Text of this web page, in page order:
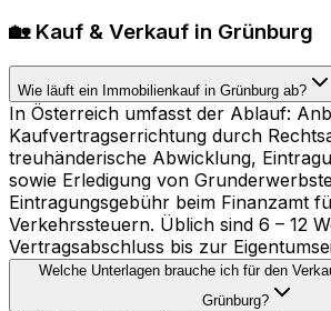
🏡 Kauf & Verkauf in Grünburg
Wie läuft ein Immobilienkauf in Grünburg ab?
In Österreich umfasst der Ablauf:
Kaufvertragserrichtung durch
treuhänderische Abwicklung,
sowie Erledigung von
Eintragungsgebühr beim Finanzamt
Verkehrssteuern. Üblich sind 6 – 12
Vertragsabschluss bis zur
Welche Unterlagen brauche ich für den
Grünburg?